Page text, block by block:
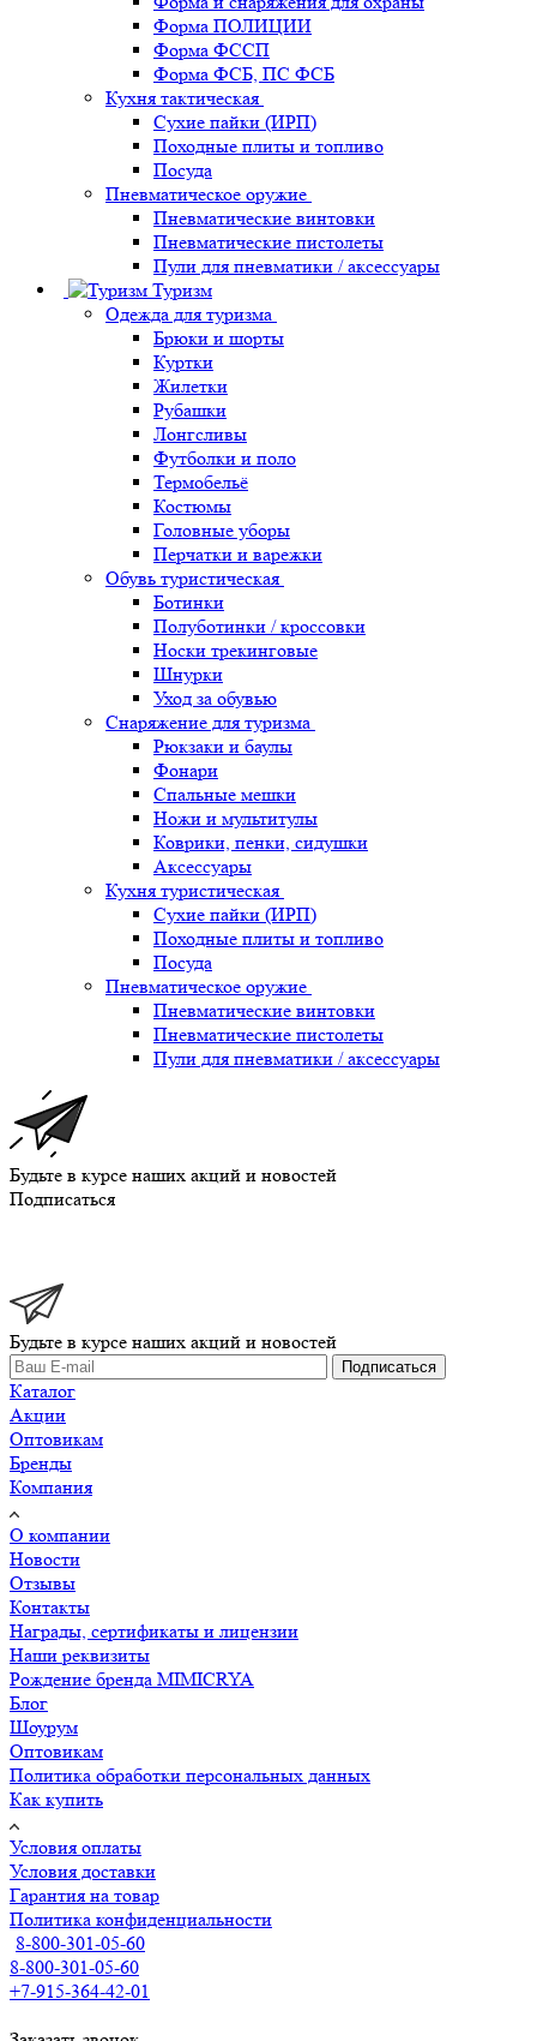
Форма ПОЛИЦИИ
Форма ФССП
Форма ФСБ, ПС ФСБ
Кухня тактическая
Сухие пайки (ИРП)
Походные плиты и топливо
Посуда
Пневматическое оружие
Пневматические винтовки
Пневматические пистолеты
Пули для пневматики / аксессуары
Туризм
Одежда для туризма
Брюки и шорты
Куртки
Жилетки
Рубашки
Лонгсливы
Футболки и поло
Термобельё
Костюмы
Головные уборы
Перчатки и варежки
Обувь туристическая
Ботинки
Полуботинки / кроссовки
Носки трекинговые
Шнурки
Уход за обувью
Снаряжение для туризма
Рюкзаки и баулы
Фонари
Спальные мешки
Ножи и мультитулы
Коврики, пенки, сидушки
Аксессуары
Кухня туристическая
Сухие пайки (ИРП)
Походные плиты и топливо
Посуда
Пневматическое оружие
Пневматические винтовки
Пневматические пистолеты
Пули для пневматики / аксессуары
Будьте в курсе наших акций и новостей
Подписаться
Будьте в курсе наших акций и новостей
Подписаться
Каталог
Акции
Оптовикам
Бренды
Компания
О компании
Новости
Отзывы
Контакты
Награды, сертификаты и лицензии
Наши реквизиты
Рождение бренда MIMICRYA
Блог
Шоурум
Оптовикам
Политика обработки персональных данных
Как купить
Условия оплаты
Условия доставки
Гарантия на товар
Политика конфиденциальности
8-800-301-05-60
8-800-301-05-60
+7-915-364-42-01